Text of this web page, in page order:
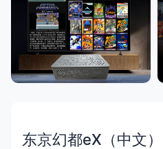
东京幻都eX（中文